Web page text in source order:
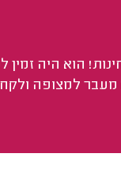
הוא היה זמין
למצופה ולקח